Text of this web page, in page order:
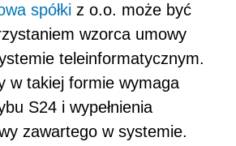
spółki z o.o. może być
wzorca umowy
teleinformatycznym.
w takiej formie wymaga
S24 i wypełnienia
zawartego w systemie.